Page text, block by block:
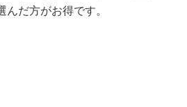
だ方がお得です。